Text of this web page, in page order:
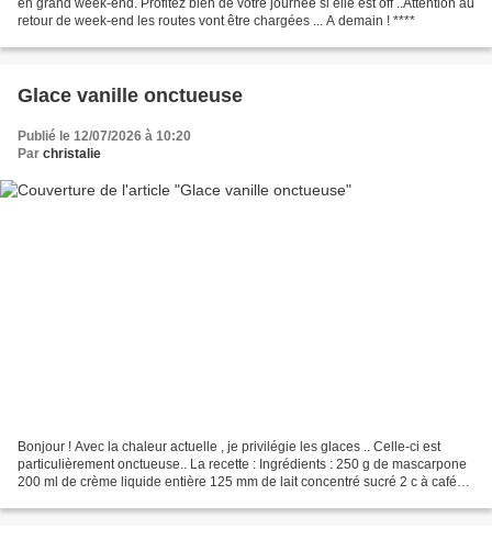
retour de week-end les routes vont être chargées ... A demain ! ****
Glace vanille onctueuse
Publié le 12/07/2026 à 10:20
Par christalie
Bonjour ! Avec la chaleur actuelle , je privilégie les glaces .. Celle-ci est
particulièrement onctueuse.. La recette : Ingrédients : 250 g de mascarpone
200 ml de crème liquide entière 125 mm de lait concentré sucré 2 c à café